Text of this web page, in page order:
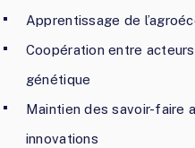
Apprentissage de
Coopération entre
génétique
Maintien des savoir-faire
innovations